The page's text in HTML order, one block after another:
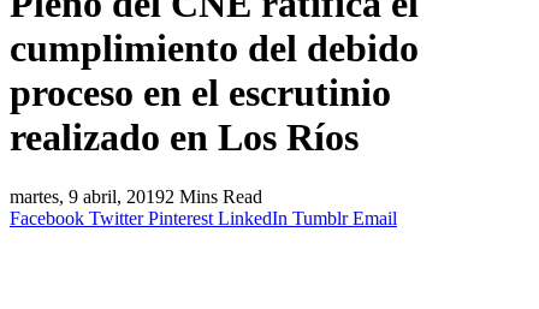
cumplimiento del debido
proceso en el escrutinio
realizado en Los Ríos
martes, 9 abril, 20192 Mins Read
Facebook Twitter Pinterest LinkedIn Tumblr Email